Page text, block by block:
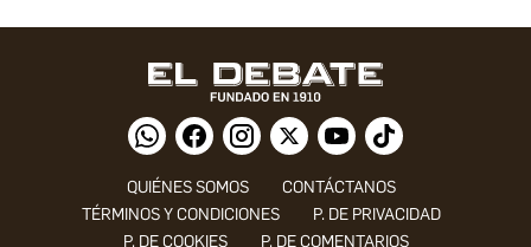
QUIÉNES SOMOS
CONTÁCTANOS
TÉRMINOS Y CONDICIONES
P. DE PRIVACIDAD
P. DE COOKIES
P. DE COMENTARIOS